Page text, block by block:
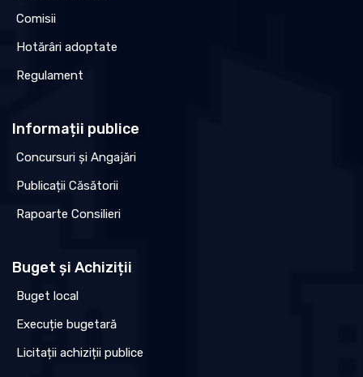
Comisii
Hotărâri adoptate
Regulament
Informații publice
Concursuri și Angajări
Publicații Căsătorii
Rapoarte Consilieri
Buget și Achiziții
Buget local
Execuție bugetară
Licitații achiziții publice